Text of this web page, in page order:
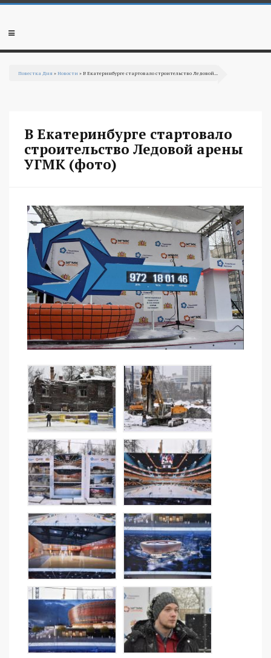
Перейти к основному содержанию
Мобильное
Повестка Дня »Новости » В Екатеринбурге стартовало строительство Ледовой...
В Екатеринбурге стартовало
строительство Ледовой арены
УГМК (фото)